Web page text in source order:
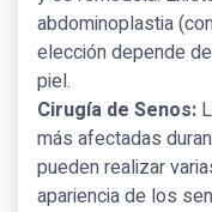
abdominoplastia
elección depende
piel.
Cirugía de Senos:
más afectadas
pueden realizar
apariencia de los